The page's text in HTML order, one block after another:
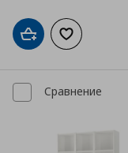
Добави вДобави
Сравнение